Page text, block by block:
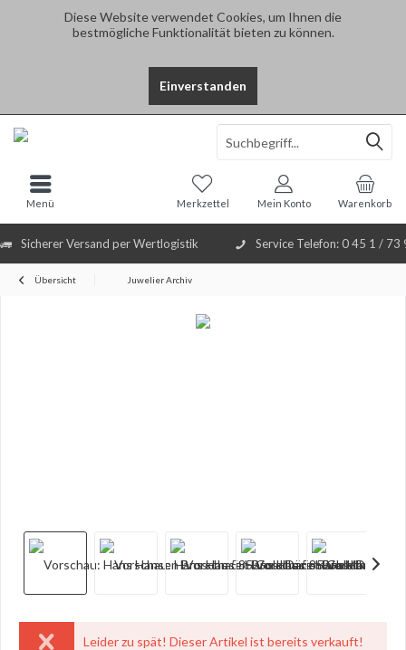
Diese Website verwendet Cookies, um Ihnen die
bestmögliche Funktionalität bieten zu können.
Einverstanden
Sicherer Versand per Wertlogistik Service Telefon: 0 45 1 / 73
Warenkorb
Merkzettel Mein Konto
Menü
Übersicht Juwelier Archiv
Leider zu spät! Dieser Artikel ist bereits verkauft!